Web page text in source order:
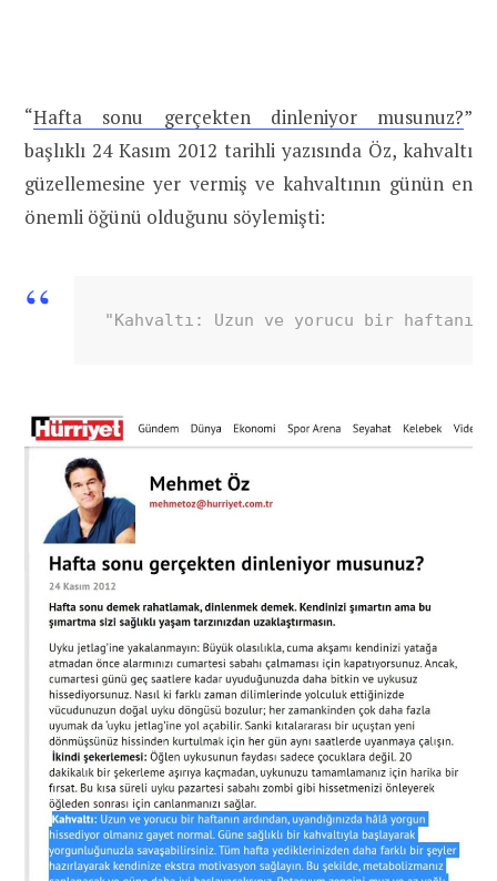
“Hafta sonu gerçekten dinleniyor musunuz?”
başlıklı 24 Kasım 2012 tarihli yazısında Öz, kahvaltı
güzellemesine yer vermiş ve kahvaltının günün en
önemli öğünü olduğunu söylemişti:
"Kahvaltı: Uzun ve yorucu bir